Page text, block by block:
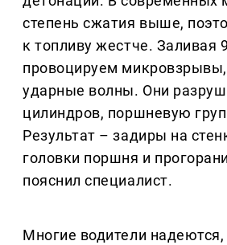
степень сжатия выше,
к топливу жестче. Заливая
провоцируем
ударные волны. Они
цилиндров, поршневую
Результат – задиры на
головки поршня и
пояснил специалист.
Многие водители надеются,